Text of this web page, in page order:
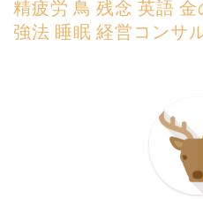
精疲労 鳥 残念 英語 金
強法 睡眠 経営コンサ